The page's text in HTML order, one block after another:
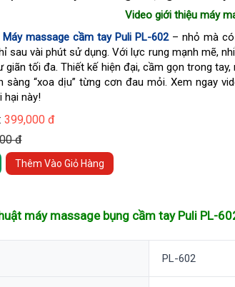
Video giới thiệu máy
massage cầm tay Puli PL-602– nhỏ mà có
sau vài phút sử dụng. Với lực rung mạnh mẽ,
giãn tối đa. Thiết kế hiện đại, cầm gọn trong
sàng “xoa dịu” từng cơn đau mỏi. Xem ngay
hại này!
399,000 đ
đ
Thêm Vào Giỏ Hàng
máy massage bụng cầm tay Puli PL-
PL-602